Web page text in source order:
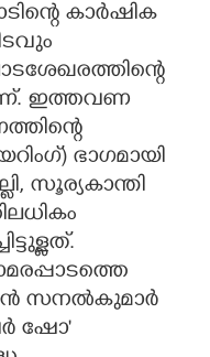
കാർഷിക
ഇത്തവണ
ഭാഗമായി
സൂര്യകാന്തി
സനൽകുമാർ
ഷോ'